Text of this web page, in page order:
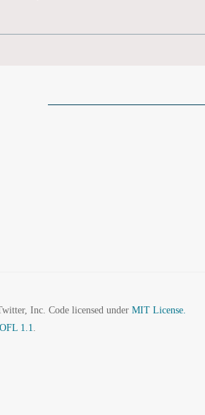
Inc. Code licensed under MIT License.
1.1.